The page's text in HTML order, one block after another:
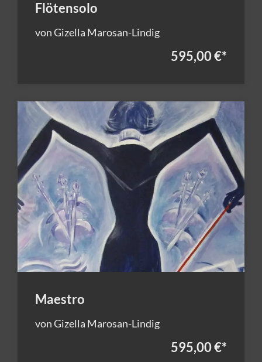
Flötensolo
von Gizella Marosan-Lindig
595,00 €*
Maestro
von Gizella Marosan-Lindig
595,00 €*